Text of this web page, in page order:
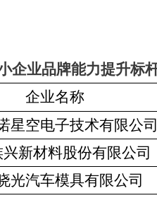
企业品牌能力提升标
企业名称
星空电子技术有限公
新材料股份有限公司
光汽车模具有限公司